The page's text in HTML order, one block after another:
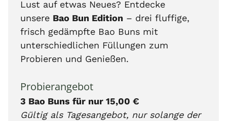
Lust auf etwas Neues? Entdecke
unsere Bao Bun Edition – drei fluffige,
frisch gedämpfte Bao Buns mit
unterschiedlichen Füllungen zum
Probieren und Genießen.
Probierangebot
3 Bao Buns für nur 15,00 €
Gültig als Tagesangebot, nur solange der